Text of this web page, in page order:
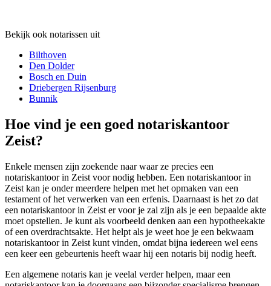
Bekijk ook notarissen uit
Bilthoven
Den Dolder
Bosch en Duin
Driebergen Rijsenburg
Bunnik
Hoe vind je een goed notariskantoor
Zeist?
Enkele mensen zijn zoekende naar waar ze precies een
notariskantoor in Zeist voor nodig hebben. Een notariskantoor in
Zeist kan je onder meerdere helpen met het opmaken van een
testament of het verwerken van een erfenis. Daarnaast is het zo dat
een notariskantoor in Zeist er voor je zal zijn als je een bepaalde akte
moet opstellen. Je kunt als voorbeeld denken aan een hypotheekakte
of een overdrachtsakte. Het helpt als je weet hoe je een bekwaam
notariskantoor in Zeist kunt vinden, omdat bijna iedereen wel eens
een keer een gebeurtenis heeft waar hij een notaris bij nodig heeft.
Een algemene notaris kan je veelal verder helpen, maar een